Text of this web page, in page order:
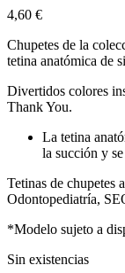
4,60 €
Chupetes de la
tetina anatómica de
Divertidos colores
Thank You.
La tetina
la succión y
Tetinas de chupetes
Odontopediatría,
*Modelo sujeto a
Sin existencias